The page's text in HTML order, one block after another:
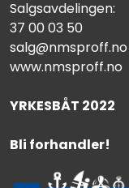
Salgsavdelingen:
37 00 03 50
salg@nmsproff.no
www.nmsproff.no
YRKESBÅT 2022
Bli forhandler!